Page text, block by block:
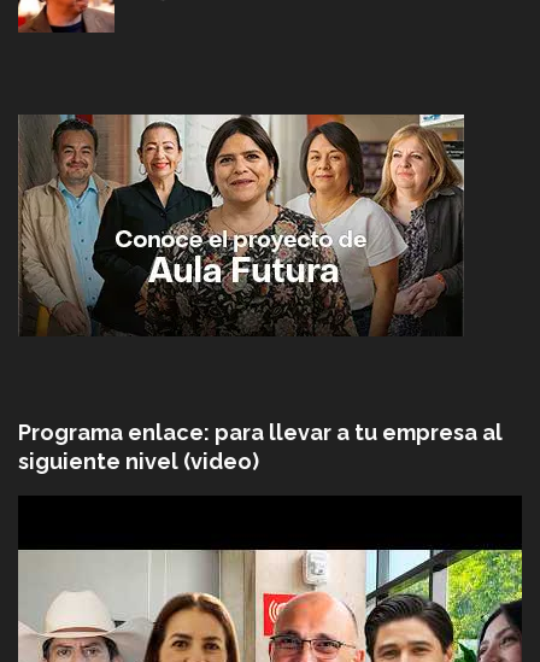
Programa enlace: para llevar a tu empresa al
siguiente nivel (video)